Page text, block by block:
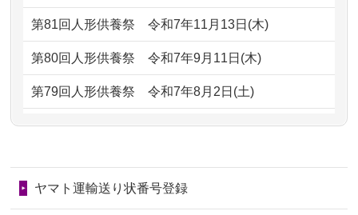
2026/06/29ガラスケースのまま引き取ってくださ
子どもの頃、妹と一緒にお雛様を出し
ました。お...
ので、お願...
2026/06/28以前和人形やぬいぐるみを供養いただ
供養が終わったお人形以外はどうして
るのですか？
しょうか？
2024/01/04ガラスケースは外しても良いですか？
第81回人形供養祭令和7年11月13日(木)
第80回人形供養祭令和7年9月11日(木)
第79回人形供養祭令和7年8月2日(土)
第78回人形供養祭令和7年6月20日(金)
第76回人形供養祭令和7年2月28日(金)
ヤマト運輸送り状番号登録